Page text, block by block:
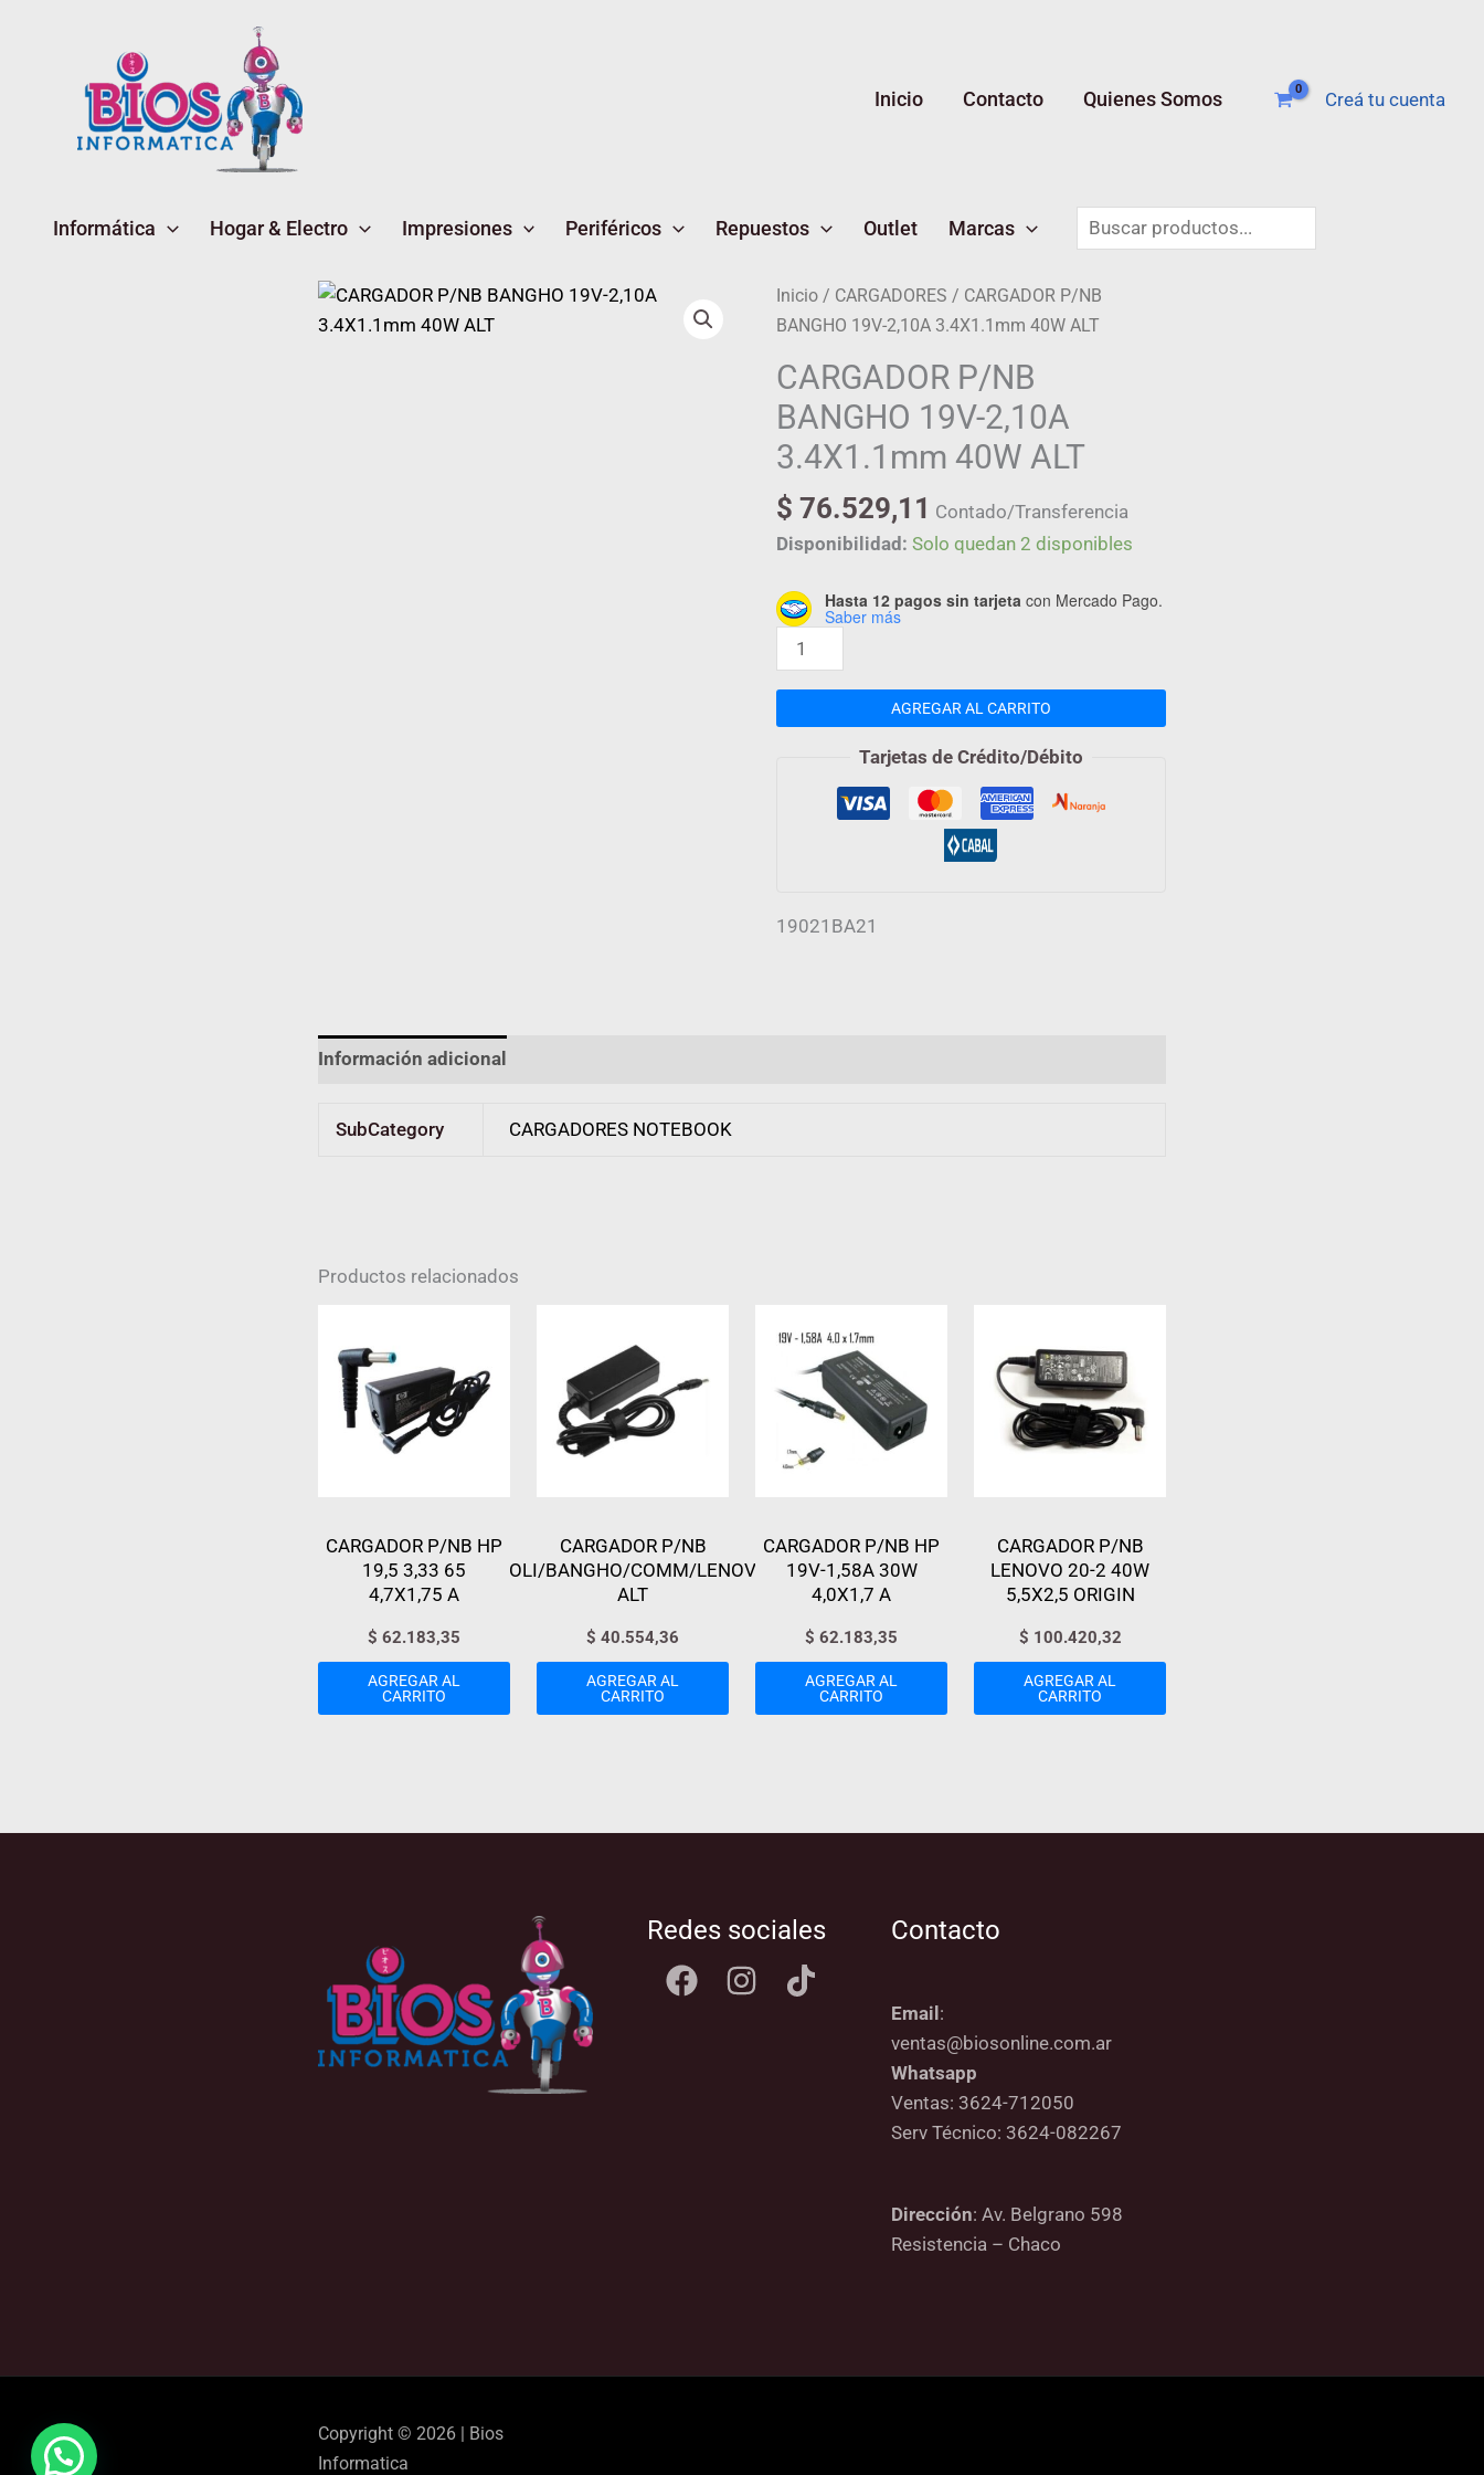
Inicio Contacto Quienes Somos Creá tu cuenta
Informática Hogar & Electro Impresiones Periféricos Repuestos Outlet Marcas
Buscar
Inicio/ CARGADORES / CARGADOR P/NB
BANGHO 19V-2,10A 3.4X1.1mm 40W ALT
CARGADOR P/NB
BANGHO 19V-2,10A
3.4X1.1mm 40W ALT
$ 76.529,11 Contado/Transferencia
Disponibilidad: Solo quedan 2 disponibles
Hasta 12 pagos sin tarjetacon Mercado Pago.
Saber más
CARGADOR
P/NB
19V-
2,10A
3.4X1.1mm
40W
ALT
cantidad
AGREGAR AL CARRITO
Tarjetas de Crédito/Débito
19021BA21
Información adicional
SubCategory CARGADORES NOTEBOOK
Productos relacionados
CARGADOR P/NB HP
19,5 3,33 65
4,7X1,75 A
$ 62.183,35
AGREGAR AL
CARRITO
CARGADOR P/NB
OLI/BANGHO/COMM/LENOV
ALT
$ 40.554,36
AGREGAR AL
CARRITO
CARGADOR P/NB HP
19V-1,58A 30W
4,0X1,7 A
$ 62.183,35
AGREGAR AL
CARRITO
CARGADOR P/NB
LENOVO 20-2 40W
5,5X2,5 ORIGIN
$ 100.420,32
AGREGAR AL
CARRITO
Redes sociales Contacto
Email:
ventas@biosonline.com.ar
Whatsapp
Ventas: 3624-712050
Serv Técnico: 3624-082267
Dirección: Av. Belgrano 598
Resistencia – Chaco
Copyright © 2026 | Bios
Informatica